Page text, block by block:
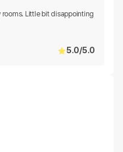
Little bit disappointing
5.0/5.0